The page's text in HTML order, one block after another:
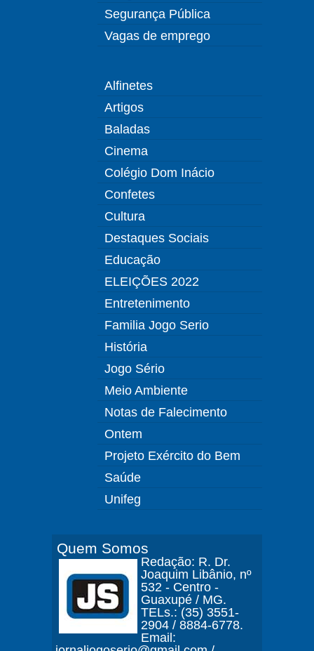
Segurança Pública
Vagas de emprego
Alfinetes
Artigos
Baladas
Cinema
Colégio Dom Inácio
Confetes
Cultura
Destaques Sociais
Educação
ELEIÇÕES 2022
Entretenimento
Familia Jogo Serio
História
Jogo Sério
Meio Ambiente
Notas de Falecimento
Ontem
Projeto Exército do Bem
Saúde
Unifeg
Quem Somos
Redação: R. Dr.
Joaquim Libânio, nº
532 - Centro -
Guaxupé / MG.
TELs.: (35) 3551-
2904 / 8884-6778.
Email: